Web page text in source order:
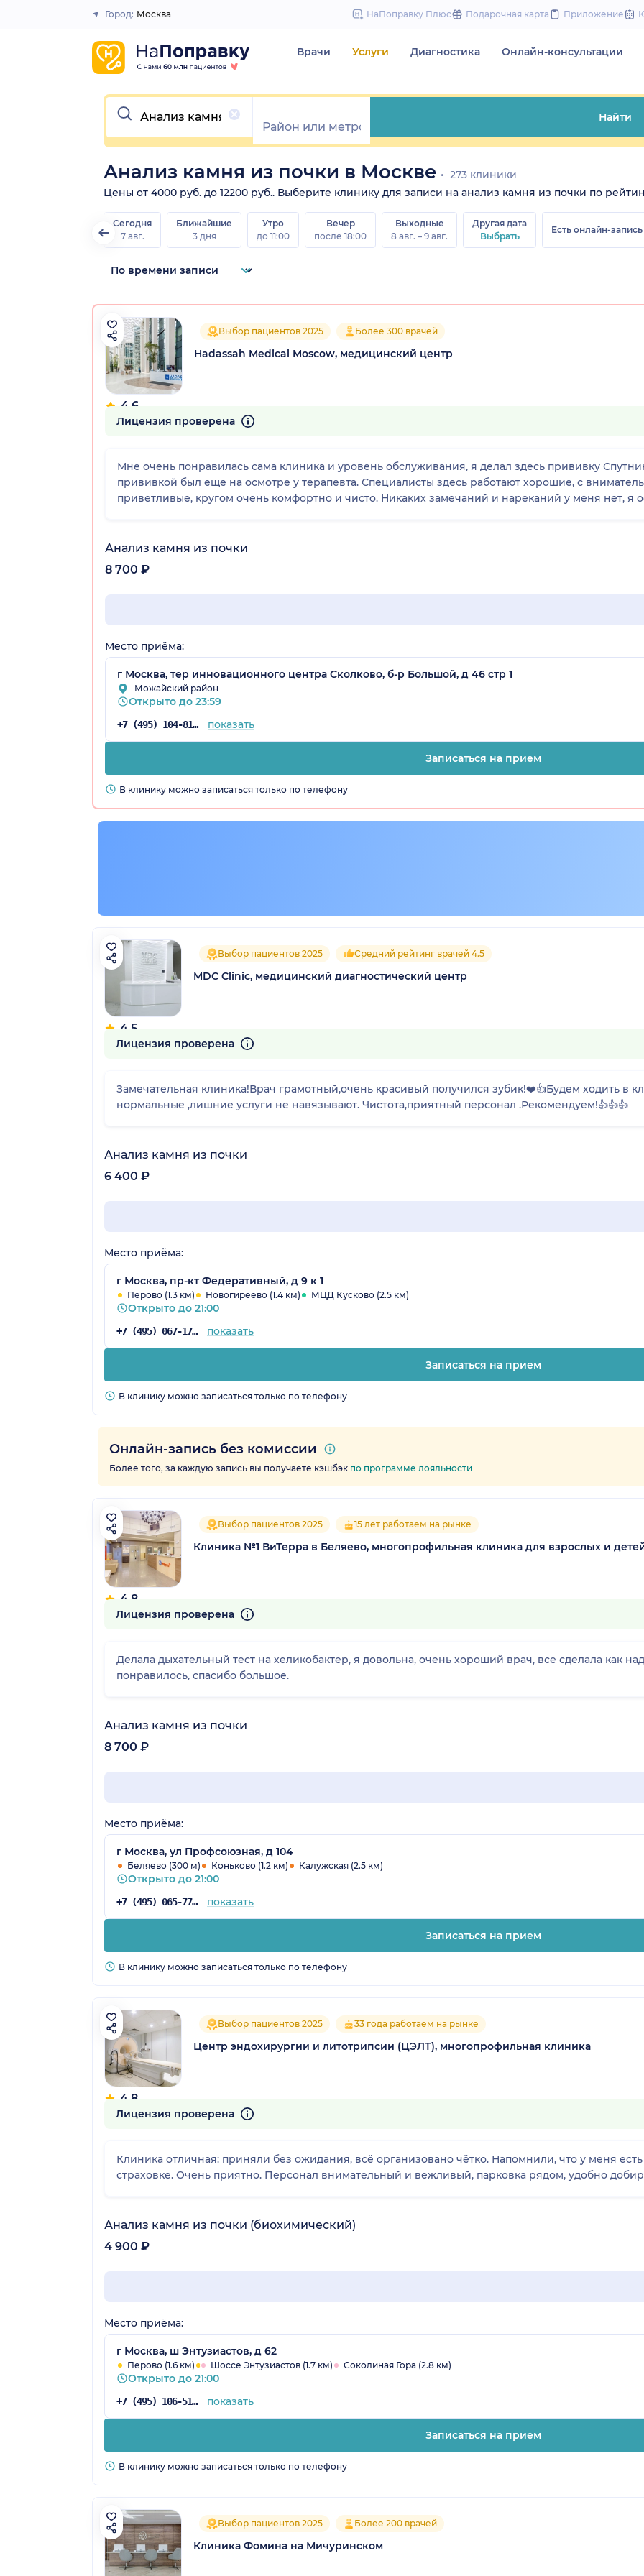
to
Закрыть
Город: Москва НаПоправку Плюс Подарочная карта Приложение
Врачи Услуги Диагностика Онлайн-консультации
Очистить
Найти
Анализ камня из почки в Москве
273 клиники
Цены от 4000 руб. до 12200 руб.. Выберите клинику для записи на анализ камня из почки по
Сегодня
7 авг.
Ближайшие
3 дня
Утро
до 11:00
Вечер
после 18:00
Выходные
8 авг. – 9 авг.
Другая дата
Выбрать
Есть онлайн-запись
4.6
176 отзывов
Выбор пациентов 2025 Более 300 врачей
Hadassah Medical Moscow, медицинский центр
Лицензия проверена
Мне очень понравилась сама клиника и уровень обслуживания, я делал здесь прививку
прививкой был еще на осмотре у терапевта. Специалисты здесь работают хорошие, с
приветливые, кругом очень комфортно и чисто. Никаких замечаний и нареканий у меня нет, я
Анализ камня из почки
8 700 ₽
Место приёма:
г Москва, тер инновационного центра Сколково, б-р Большой, д 46 стр 1
Можайский район
Открыто до 23:59
+7 (495) 104-81-22 показать
Записаться на прием
В клинику можно записаться только по телефону
4.5
169 отзывов
Выбор пациентов 2025 Средний рейтинг врачей 4.5
MDC Clinic, медицинский диагностический центр
Лицензия проверена
Замечательная клиника!Врач грамотный,очень красивый получился зубик!❤️👍Будем ходить в
нормальные ,лишние услуги не навязывают. Чистота,приятный персонал .Рекомендуем!👍👍👍
Анализ камня из почки
6 400 ₽
Место приёма:
г Москва, пр-кт Федеративный, д 9 к 1
Перово (1.3 км) Новогиреево (1.4 км) МЦД Кусково (2.5 км)
Открыто до 21:00
+7 (495) 067-17-59 показать
Записаться на прием
В клинику можно записаться только по телефону
Онлайн-запись без комиссии
Более того, за каждую запись вы получаете кэшбэк по программе лояльности
4.8
401 отзыв
Выбор пациентов 2025 15 лет работаем на рынке
Клиника №1 ВиТерра в Беляево, многопрофильная клиника для взрослых и
Лицензия проверена
Делала дыхательный тест на хеликобактер, я довольна, очень хороший врач, все сделала как
понравилось, спасибо большое.
Анализ камня из почки
8 700 ₽
Место приёма:
г Москва, ул Профсоюзная, д 104
Беляево (300 м) Коньково (1.2 км) Калужская (2.5 км)
Открыто до 21:00
+7 (495) 065-77-81 показать
Записаться на прием
В клинику можно записаться только по телефону
4.8
905 отзывов
Выбор пациентов 2025 33 года работаем на рынке
Центр эндохирургии и литотрипсии (ЦЭЛТ), многопрофильная клиника
Лицензия проверена
Клиника отличная: приняли без ожидания, всё организовано чётко. Напомнили, что у меня
страховке. Очень приятно. Персонал внимательный и вежливый, парковка рядом, удобно
Анализ камня из почки (биохимический)
4 900 ₽
Место приёма:
г Москва, ш Энтузиастов, д 62
Перово (1.6 км) Шоссе Энтузиастов (1.7 км) Соколиная Гора (2.8 км)
Открыто до 21:00
+7 (495) 106-51-98 показать
Записаться на прием
В клинику можно записаться только по телефону
Выбор пациентов 2025 Более 200 врачей
Клиника Фомина на Мичуринском